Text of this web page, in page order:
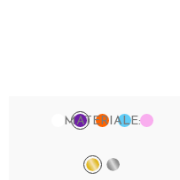
MATERIALE: